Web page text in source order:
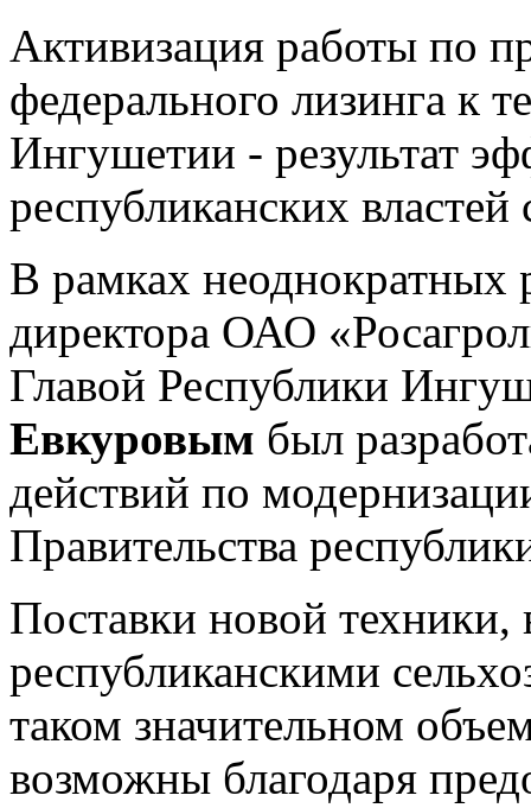
Активизация работы по
федерального лизинга к
Ингушетии - результат
республиканских
В рамках неоднократных
директора ОАО
Главой Республики
Евкуровым был
действий по
Правительства
Поставки новой техники,
республиканскими
таком значительном
возможны благодаря